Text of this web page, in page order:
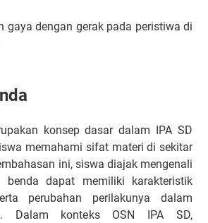
gaya dengan gerak pada peristiwa di
konsep dasar dalam IPA SD
memahami sifat materi di sekitar
ini, siswa diajak mengenali
benda dapat memiliki karakteristik
perubahan perilakunya dalam
Dalam konteks OSN IPA SD,